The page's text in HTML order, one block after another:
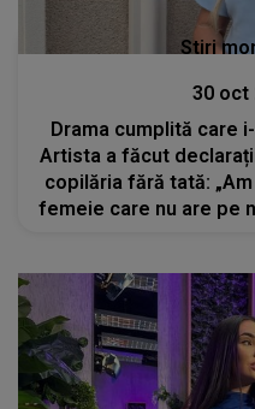
Stiri
30 oct
Drama cumplită care
Artista a făcut
copilăria fără tată:
femeie care nu are pe